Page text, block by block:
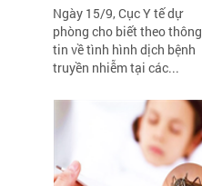
Ngày 15/9, Cục Y tế dự
phòng cho biết theo thông
tin về tình hình dịch bệnh
truyền nhiễm tại các...